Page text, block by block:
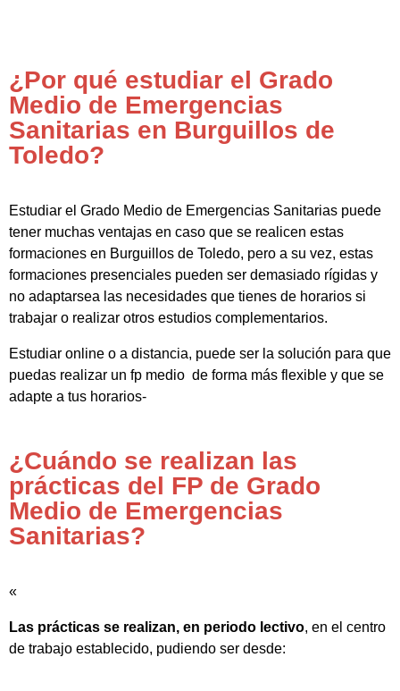
¿Por qué estudiar el Grado
Medio de Emergencias
Sanitarias en Burguillos de
Toledo?
Estudiar el Grado Medio de Emergencias Sanitarias puede
tener muchas ventajas en caso que se realicen estas
formaciones en Burguillos de Toledo, pero a su vez, estas
formaciones presenciales pueden ser demasiado rígidas y
no adaptarsea las necesidades que tienes de horarios si
trabajar o realizar otros estudios complementarios.
Estudiar online o a distancia, puede ser la solución para que
puedas realizar un fp medio de forma más flexible y que se
adapte a tus horarios-
¿Cuándo se realizan las
prácticas del FP de Grado
Medio de Emergencias
Sanitarias?
«
Las prácticas se realizan, en periodo lectivo, en el centro
de trabajo establecido, pudiendo ser desde: